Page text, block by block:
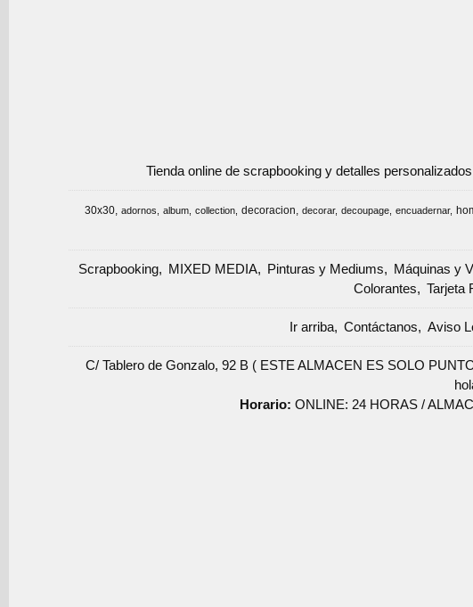
Tienda online de scrapbooking y detalles
30x30 adornos album collection decoracion decorar decoupage encuadernar
Scrapbooking MIXED MEDIA Pinturas y Mediums Máquinas y
Colorantes
Tarjeta
Ir arriba Contáctanos Aviso
C/ Tablero de Gonzalo, 92 B ( ESTE ALMACEN ES SOLO
Horario:ONLINE: 24 HORAS /